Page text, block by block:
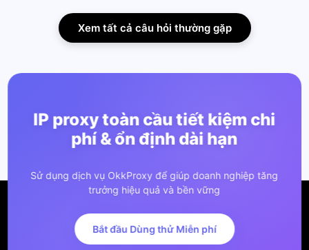
Xem tất cả câu hỏi thường gặp
IP proxy toàn cầu tiết kiệm chi
phí & ổn định dài hạn
Sử dụng dịch vụ OkkProxy để giúp doanh nghiệp tăng
trưởng hiệu quả và bền vững
Bắt đầu Dùng thử Miễn phí